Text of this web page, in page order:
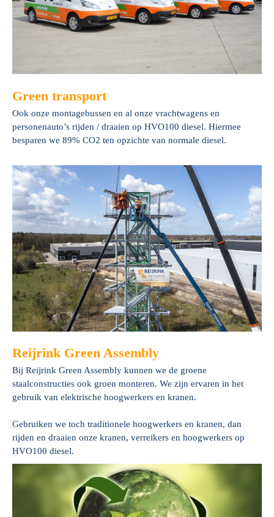
Green transport
Ook onze montagebussen en al onze vrachtwagens en
personenauto’s rijden / draaien op HVO100 diesel. Hiermee
besparen we 89% CO2 ten opzichte van normale diesel.
Reijrink Green Assembly
Bij Reijrink Green Assembly kunnen we de groene
staalconstructies ook groen monteren. We zijn ervaren in het
gebruik van elektrische hoogwerkers en kranen.
Gebruiken we toch traditionele hoogwerkers en kranen, dan
rijden en draaien onze kranen, verreikers en hoogwerkers op
HVO100 diesel.